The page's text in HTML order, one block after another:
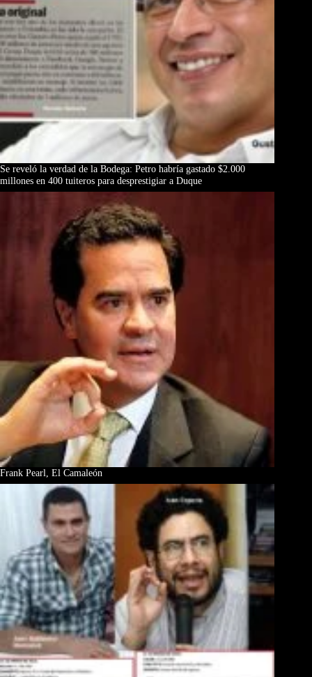
Se reveló la verdad de la Bodega: Petro habría gastado $2.000
millones en 400 tuiteros para desprestigiar a Duque
Frank Pearl, El Camaleón